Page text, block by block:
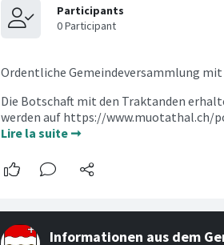
Ordentliche Gemeindeversammlung mit
Die Botschaft mit den Traktanden
werden auf https://www.muotathal.ch/
Lire la suite ➞